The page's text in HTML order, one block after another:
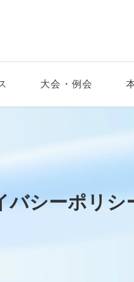
大会・例会
バシーポリシ